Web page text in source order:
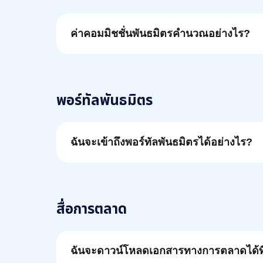
ค่าคอมมิชชั่นพันธมิตรคำนวณอย่างไร?
พอร์ทัลพันธมิตร
ฉันจะเข้าถึงพอร์ทัลพันธมิตรได้อย่างไร?
สื่อการตลาด
ฉันจะดาวน์โหลดเอกสารทางการตลาดได้